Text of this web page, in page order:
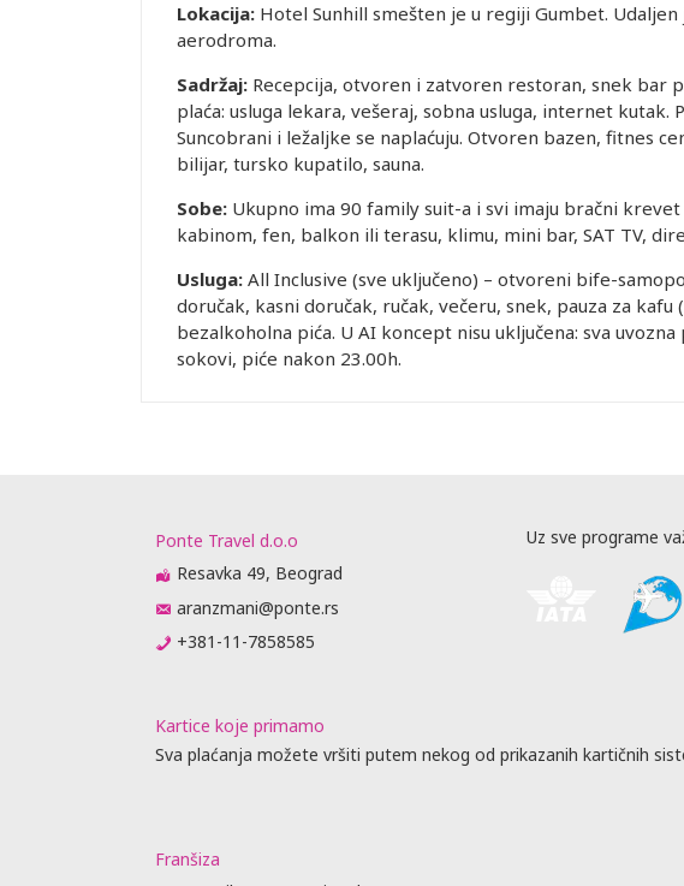
Lokacija: Hotel Sunhill smešten je u regiji Gumbet.
aerodroma.
Sadržaj: Recepcija, otvoren i zatvoren restoran, snek bar
plaća: usluga lekara, vešeraj, sobna usluga, internet kutak.
Suncobrani i ležaljke se naplaćuju. Otvoren bazen, fitnes
bilijar, tursko kupatilo, sauna.
Sobe: Ukupno ima 90 family suit-a i svi imaju bračni
kabinom, fen, balkon ili terasu, klimu, mini bar, SAT TV,
Usluga: All Inclusive (sve uključeno) – otvoreni bife-
doručak, kasni doručak, ručak, večeru, snek, pauza za kafu
bezalkoholna pića. U AI koncept nisu uključena: sva
sokovi, piće nakon 23.00h.
Ponte Travel d.o.o
Resavka 49, Beograd
aranzmani@ponte.rs
+381-11-7858585
Uz sve programe
Kartice koje primamo
Sva plaćanja možete vršiti putem nekog od prikazanih kartičnih
Franšiza